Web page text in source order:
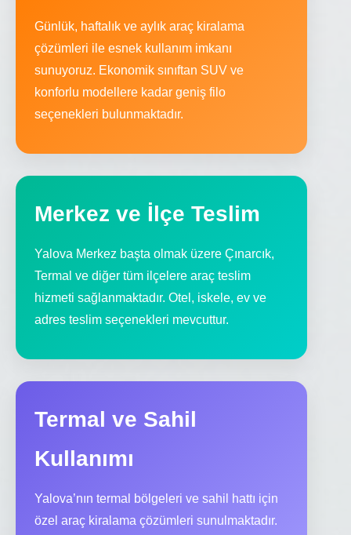
Günlük, haftalık ve aylık araç kiralama
çözümleri ile esnek kullanım imkanı
sunuyoruz. Ekonomik sınıftan SUV ve
konforlu modellere kadar geniş filo
seçenekleri bulunmaktadır.
Merkez ve İlçe Teslim
Yalova Merkez başta olmak üzere Çınarcık,
Termal ve diğer tüm ilçelere araç teslim
hizmeti sağlanmaktadır. Otel, iskele, ev ve
adres teslim seçenekleri mevcuttur.
Termal ve Sahil
Kullanımı
Yalova’nın termal bölgeleri ve sahil hattı için
özel araç kiralama çözümleri sunulmaktadır.